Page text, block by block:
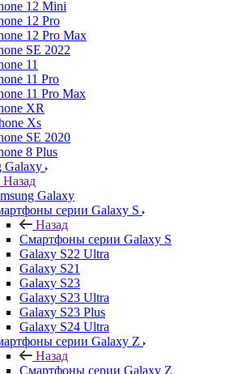
12 Mini
12 Pro
12 Pro Max
SE 2022
11
11 Pro
11 Pro Max
XR
Xs
SE 2020
8 Plus
Galaxy
Назад
Galaxy
серии Galaxy S
Назад
Смартфоны серии Galaxy S
Galaxy S22 Ultra
Galaxy S21
Galaxy S23
Galaxy S23 Ultra
Galaxy S23 Plus
Galaxy S24 Ultra
серии Galaxy Z
Назад
Смартфоны серии Galaxy Z